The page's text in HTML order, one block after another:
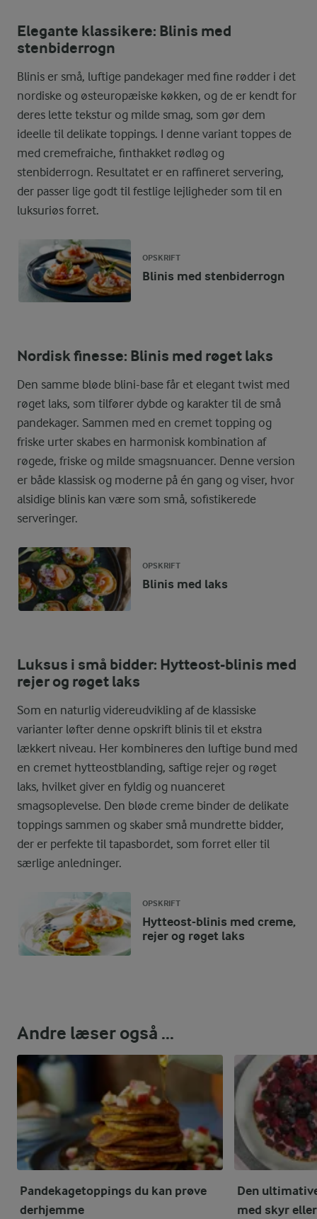
Elegante klassikere: Blinis med
stenbiderrogn
Blinis er små, luftige pandekager med fine rødder i det
nordiske og østeuropæiske køkken, og de er kendt for
deres lette tekstur og milde smag, som gør dem
ideelle til delikate toppings. I denne variant toppes de
med cremefraiche, finthakket rødløg og
stenbiderrogn. Resultatet er en raffineret servering,
der passer lige godt til festlige lejligheder som til en
luksuriøs forret.
OPSKRIFT
Blinis med stenbiderrogn
Nordisk finesse: Blinis med røget laks
Den samme bløde blini-base får et elegant twist med
røget laks, som tilfører dybde og karakter til de små
pandekager. Sammen med en cremet topping og
friske urter skabes en harmonisk kombination af
røgede, friske og milde smagsnuancer. Denne version
er både klassisk og moderne på én gang og viser, hvor
alsidige blinis kan være som små, sofistikerede
serveringer.
OPSKRIFT
Blinis med laks
Luksus i små bidder: Hytteost-blinis med
rejer og røget laks
Som en naturlig videreudvikling af de klassiske
varianter løfter denne opskrift blinis til et ekstra
lækkert niveau. Her kombineres den luftige bund med
en cremet hytteostblanding, saftige rejer og røget
laks, hvilket giver en fyldig og nuanceret
smagsoplevelse. Den bløde creme binder de delikate
toppings sammen og skaber små mundrette bidder,
der er perfekte til tapasbordet, som forret eller til
særlige anledninger.
OPSKRIFT
Hytteost-blinis med creme,
rejer og røget laks
Andre læser også ...
Pandekagetoppings du kan prøve
derhjemme
Den
med skyr